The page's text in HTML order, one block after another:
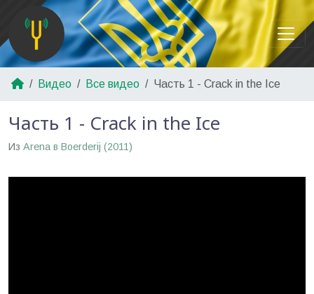
Видео Все видео Часть 1 - Crack in the Ice
Часть 1 - Crack in the Ice
Из Arena в Boerderij (2011)